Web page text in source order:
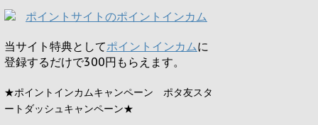
当サイト特典としてポイントインカムに
登録するだけで300円 もらえます。
★ポイントインカムキャンペーン ポタ友スタ
ートダッシュキャンペーン★